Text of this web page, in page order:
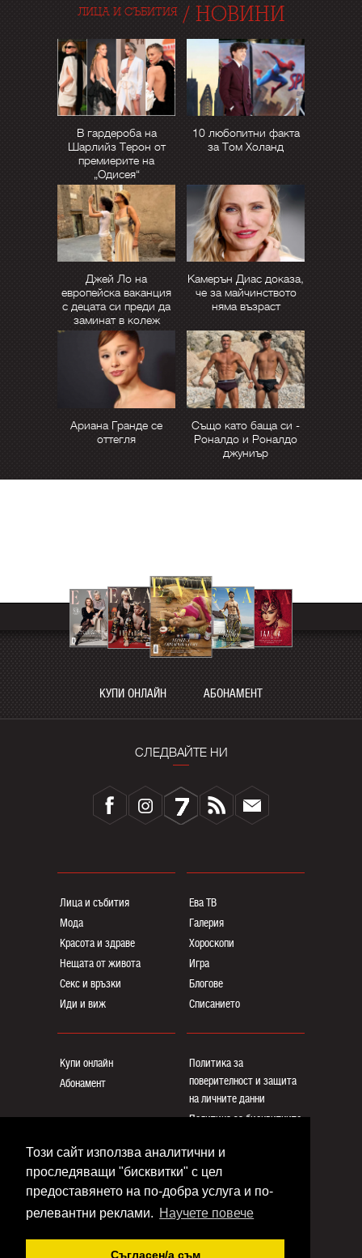
Този сайт използва аналитични и
проследяващи "бисквитки" с цел
предоставянето на по-добра услуга и по-
релевантни реклами. Научете повече
Съгласен/a съм
ЛИЦА И СЪБИТИЯ/ НОВИНИ
В гардероба на
Шарлийз Терон от
премиерите на
„Одисея“
10 любопитни факта
за Том Холанд
Джей Ло на
европейска ваканция
с децата си преди да
заминат в колеж
Камерън Диас доказа,
че за майчинството
няма възраст
Ариана Гранде се
оттегля
Също като баща си -
Роналдо и Роналдо
джуниър
КУПИ ОНЛАЙН АБОНАМЕНТ
СЛЕДВАЙТЕ НИ
Лица и събития
Мода
Красота и здраве
Нещата от живота
Секс и връзки
Иди и виж
Ева ТВ
Галерия
Хороскопи
Игра
Блогoве
Списанието
Купи онлайн
Абонамент
Политика за
поверителност и защита
на личните данни
Политика за бисквитките
Общи условия
Контакти